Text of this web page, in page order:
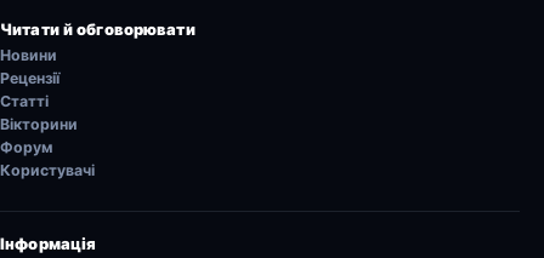
Читати й обговорювати
Новини
Рецензії
Статті
Вікторини
Форум
Користувачі
Інформація